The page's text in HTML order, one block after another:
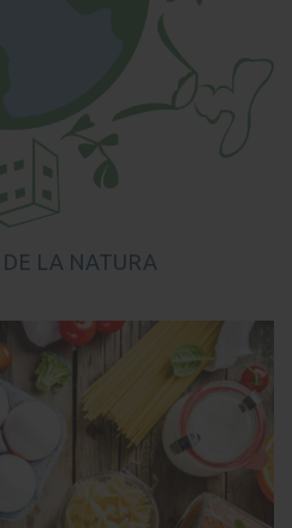
DE LA NATURA